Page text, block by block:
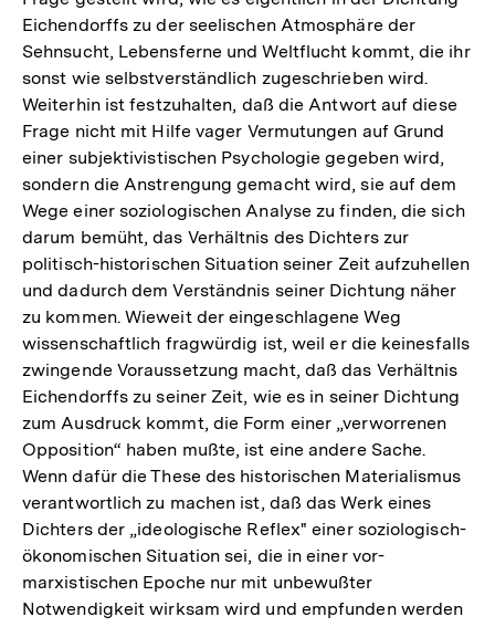
Eichendorffs zu der seelischen Atmosphäre der
Sehnsucht, Lebensferne und Weltflucht kommt, die ihr
sonst wie selbstverständlich zugeschrieben wird.
Weiterhin ist festzuhalten, daß die Antwort auf diese
Frage nicht mit Hilfe vager Vermutungen auf Grund
einer subjektivistischen Psychologie gegeben wird,
sondern die Anstrengung gemacht wird, sie auf dem
Wege einer soziologischen Analyse zu finden, die sich
darum bemüht, das Verhältnis des Dichters zur
politisch-historischen Situation seiner Zeit aufzuhellen
und dadurch dem Verständnis seiner Dichtung näher
zu kommen. Wieweit der eingeschlagene Weg
wissenschaftlich fragwürdig ist, weil er die keinesfalls
zwingende Voraussetzung macht, daß das Verhältnis
Eichendorffs zu seiner Zeit, wie es in seiner Dichtung
zum Ausdruck kommt, die Form einer „verworrenen
Opposition“ haben mußte, ist eine andere Sache.
Wenn dafür die These des historischen Materialismus
verantwortlich zu machen ist, daß das Werk eines
Dichters der „ideologische Reflex" einer soziologisch-
ökonomischen Situation sei, die in einer vor-
marxistischen Epoche nur mit unbewußter
Notwendigkeit wirksam wird und empfunden werden